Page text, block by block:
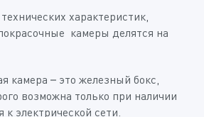
характеристик,
камеры делятся на
камера – это железный бокс,
возможна только при наличии
электрической сети.